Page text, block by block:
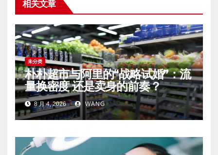
相关文章
未分类
朴朴超市与阿里的“战略试婚”：流
量换密度 还是卖身的前奏？
8 月 4, 2026 WANG